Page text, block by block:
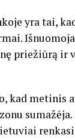
yra tai,
priežiūrą ir
kad metinis